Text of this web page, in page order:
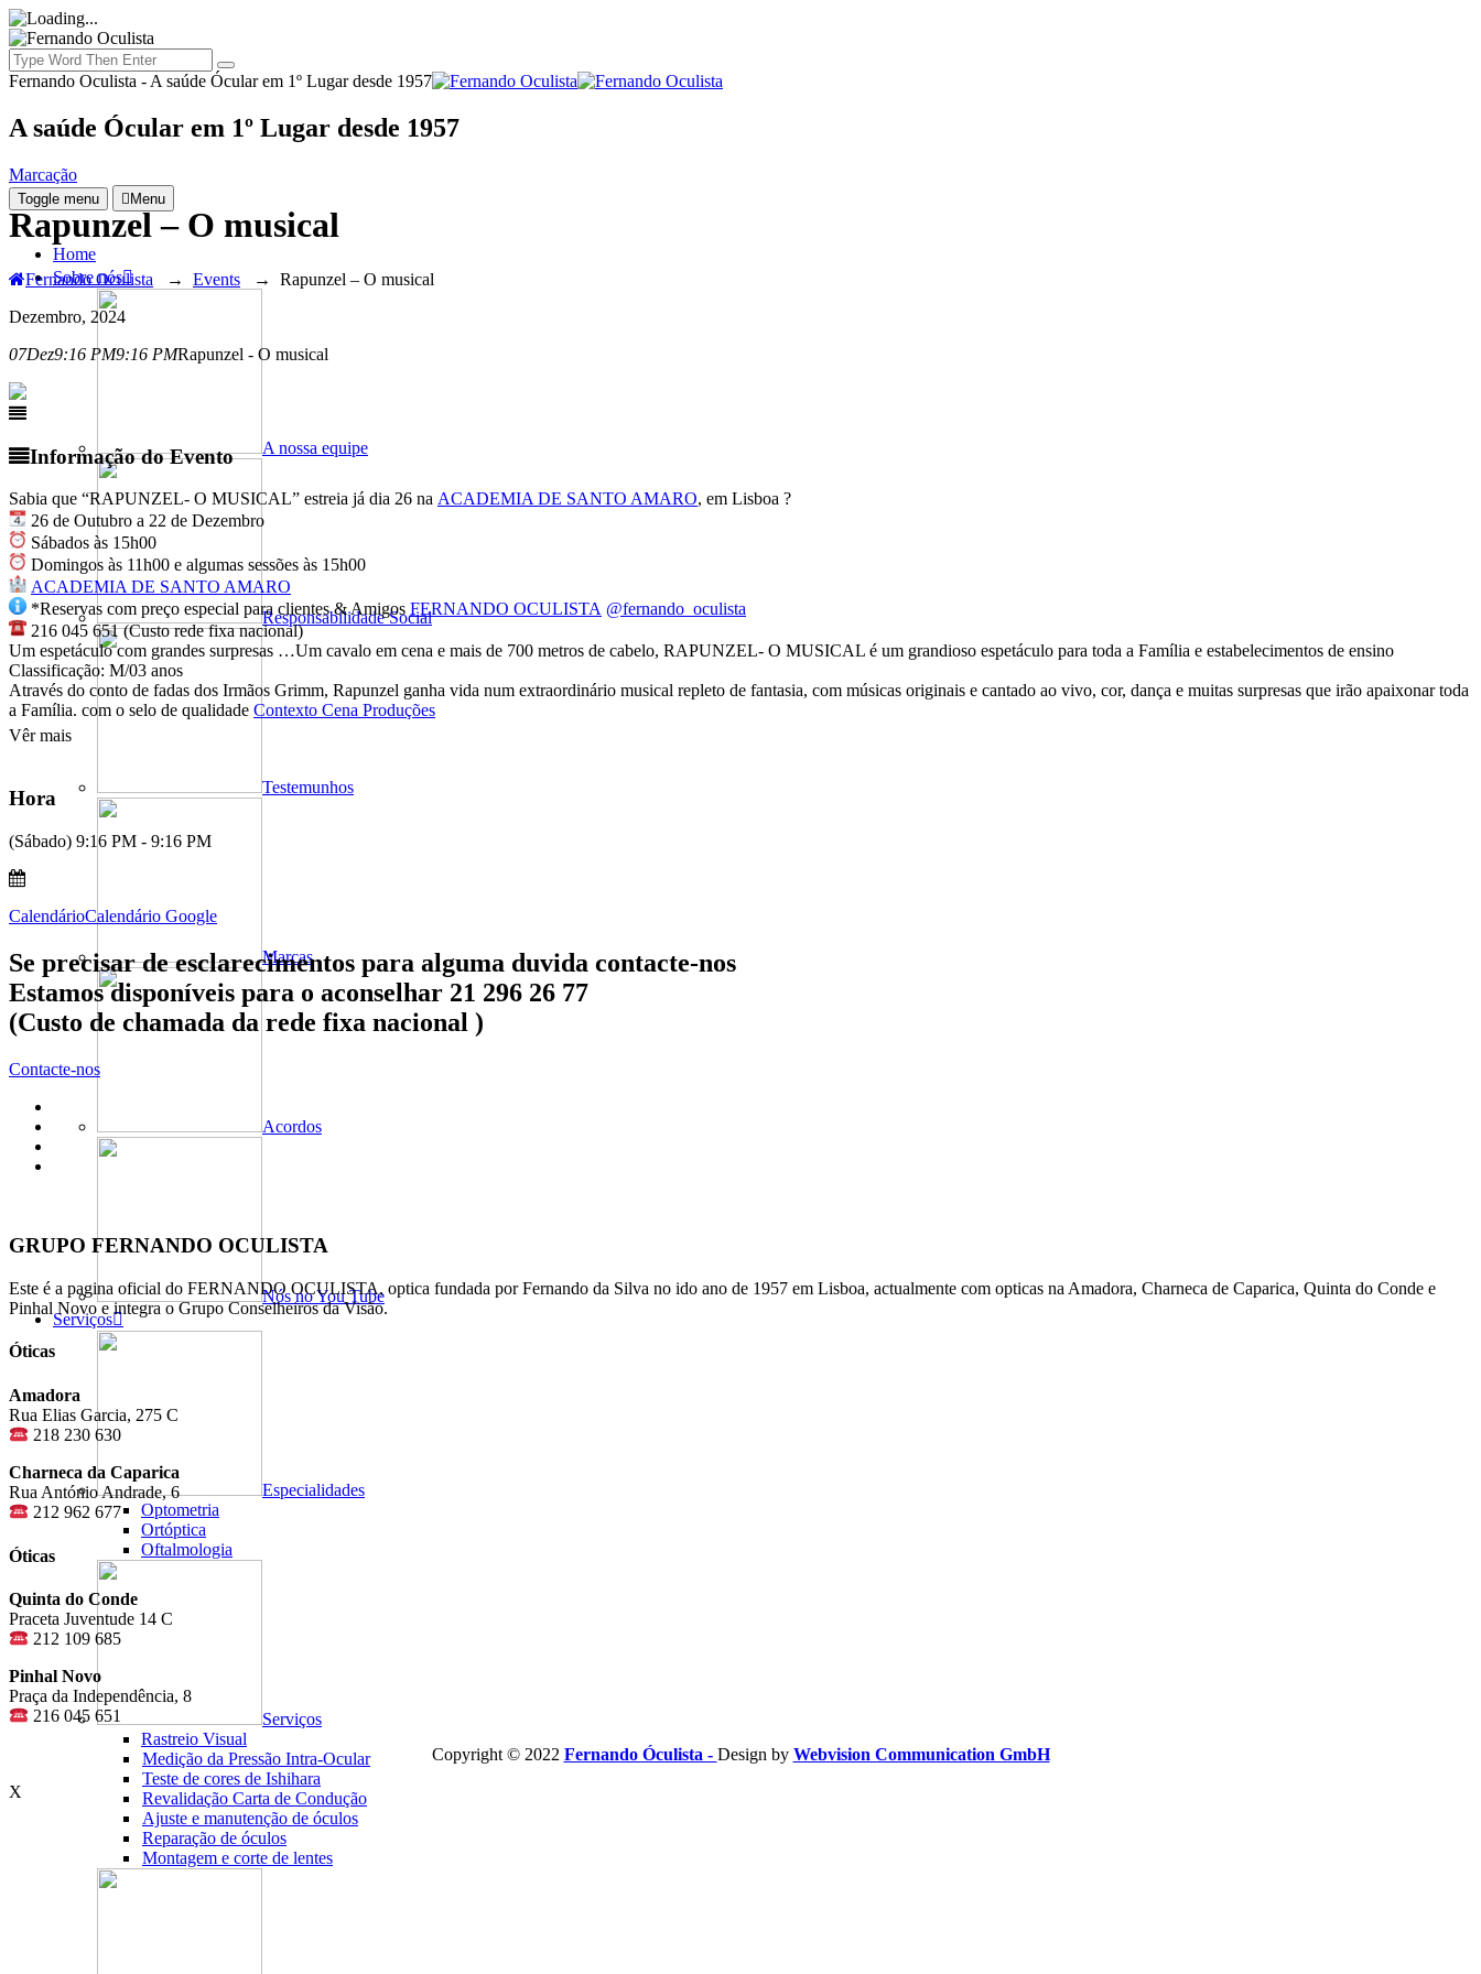
Fernando Oculista - A saúde Ócular em 1º Lugar desde 1957
A saúde Ócular em 1º Lugar desde 1957
Marcação
Toggle menu Menu
Home
Sobre nós
A nossa equipe
Responsabilidade Social
Testemunhos
Marcas
Acordos
Nós no You Tube
Serviços
Especialidades
Optometria
Ortóptica
Oftalmologia
Serviços
Rastreio Visual
Medição da Pressão Intra-Ocular
Teste de cores de Ishihara
Revalidação Carta de Condução
Ajuste e manutenção de óculos
Reparação de óculos
Montagem e corte de lentes
Rapunzel – O musical
Fernando Oculista → Events → Rapunzel – O musical
Dezembro, 2024
07Dez9:16 PM9:16 PMRapunzel - O musical
Informação do Evento
Sabia que “RAPUNZEL- O MUSICAL” estreia já dia 26 na ACADEMIA DE SANTO AMARO, em Lisboa ?
26 de Outubro a 22 de Dezembro
Sábados às 15h00
Domingos às 11h00 e algumas sessões às 15h00
ACADEMIA DE SANTO AMARO
*Reservas com preço especial para clientes & Amigos FERNANDO OCULISTA @fernando_oculista
216 045 651 (Custo rede fixa nacional)
Um espetáculo com grandes surpresas …Um cavalo em cena e mais de 700 metros de cabelo, RAPUNZEL- O MUSICAL é um grandioso espetáculo para toda a Família e estabelecimentos de ensino
Classificação: M/03 anos
Através do conto de fadas dos Irmãos Grimm, Rapunzel ganha vida num extraordinário musical repleto de fantasia, com músicas originais e cantado ao vivo, cor, dança e muitas surpresas que irão apaixonar toda
a Família. com o selo de qualidade Contexto Cena Produções
Vêr mais
Hora
(Sábado) 9:16 PM - 9:16 PM
CalendárioCalendário Google
Se precisar de esclarecimentos para alguma duvida contacte-nos
Estamos disponíveis para o aconselhar 21 296 26 77
(Custo de chamada da rede fixa nacional )
Contacte-nos
GRUPO FERNANDO OCULISTA
Este é a pagina oficial do FERNANDO OCULISTA, optica fundada por Fernando da Silva no ido ano de 1957 em Lisboa, actualmente com opticas na Amadora, Charneca de Caparica, Quinta do Conde e
Pinhal Novo e integra o Grupo Conselheiros da Visão.
Óticas
Amadora
Rua Elias Garcia, 275 C
218 230 630
Charneca da Caparica
Rua António Andrade, 6
212 962 677
Óticas
Quinta do Conde
Praceta Juventude 14 C
212 109 685
Pinhal Novo
Praça da Independência, 8
216 045 651
Copyright © 2022 Fernando Óculista - Design by Webvision Communication GmbH
X